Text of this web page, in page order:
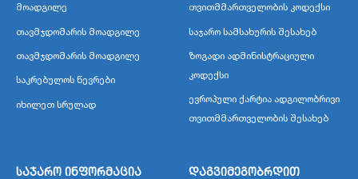
მოადგილე
თავმჯდომარის მოადგილე
თავმჯდომარის მოადგილე
საკრებულოს წევრები
იხილეთ სრულად
თვითმმართველობის კოდექსი
საჯარო სამსახურის შესახებ
ზოგადი ადმინისტრაციული
კოდექსი
ევროპული ქარტია ადგილობრივი
თვითმმართველობის შესახებ
საჯარო ინფორმაცია დაგვიმეგობრდით